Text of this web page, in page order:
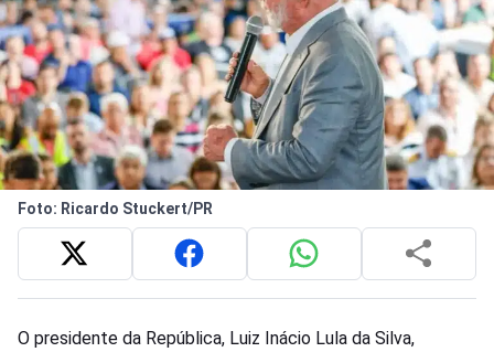
Foto: Ricardo Stuckert/PR
O presidente da República, Luiz Inácio Lula da Silva,